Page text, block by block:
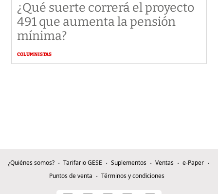
¿Qué suerte correrá el proyecto
491 que aumenta la pensión
mínima?
COLUMNISTAS
¿Quiénes somos? Tarifario GESE Suplementos Ventas
e-Paper
Puntos de venta
Términos y condiciones